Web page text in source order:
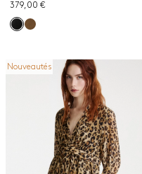
379,00 €
Nouveautés